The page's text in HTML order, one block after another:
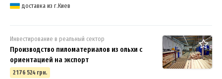
доставка из г.Киев
Инвестирование в реальный сектор
Производство пиломатериалов из ольхи c
ориентацией на экспорт
2 176 524 грн.